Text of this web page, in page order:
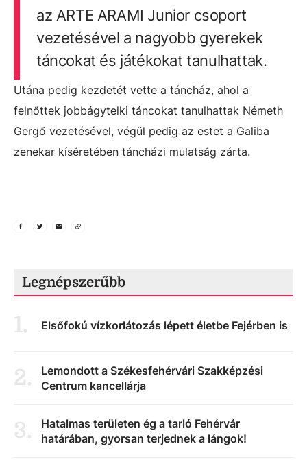
az ARTE ARAMI Junior csoport
vezetésével a nagyobb gyerekek
táncokat és játékokat tanulhattak.
Utána pedig kezdetét vette a táncház, ahol a
felnőttek jobbágytelki táncokat tanulhattak Németh
Gergő vezetésével, végül pedig az estet a Galiba
zenekar kíséretében táncházi mulatság zárta.
Legnépszerűbb
1. Elsőfokú vízkorlátozás lépett életbe Fejérben is
2.
Lemondott a Székesfehérvári Szakképzési
Centrum kancellárja
3.
Hatalmas területen ég a tarló Fehérvár
határában, gyorsan terjednek a lángok!